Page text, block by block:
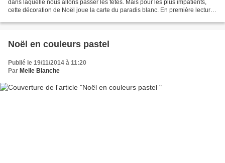
dans laquelle nous allons passer les fêtes. Mais pour les plus impatients,
cette décoration de Noël joue la carte du paradis blanc. En première lecture,
Noël en couleurs pastel
Publié le 19/11/2014 à 11:20
Par Melle Blanche